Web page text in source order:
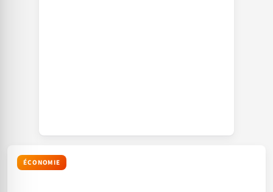
ÉCONOMIE